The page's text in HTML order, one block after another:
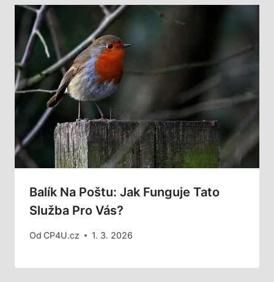
Balík Na Poštu: Jak Funguje Tato
Služba Pro Vás?
Od CP4U.cz 1. 3. 2026